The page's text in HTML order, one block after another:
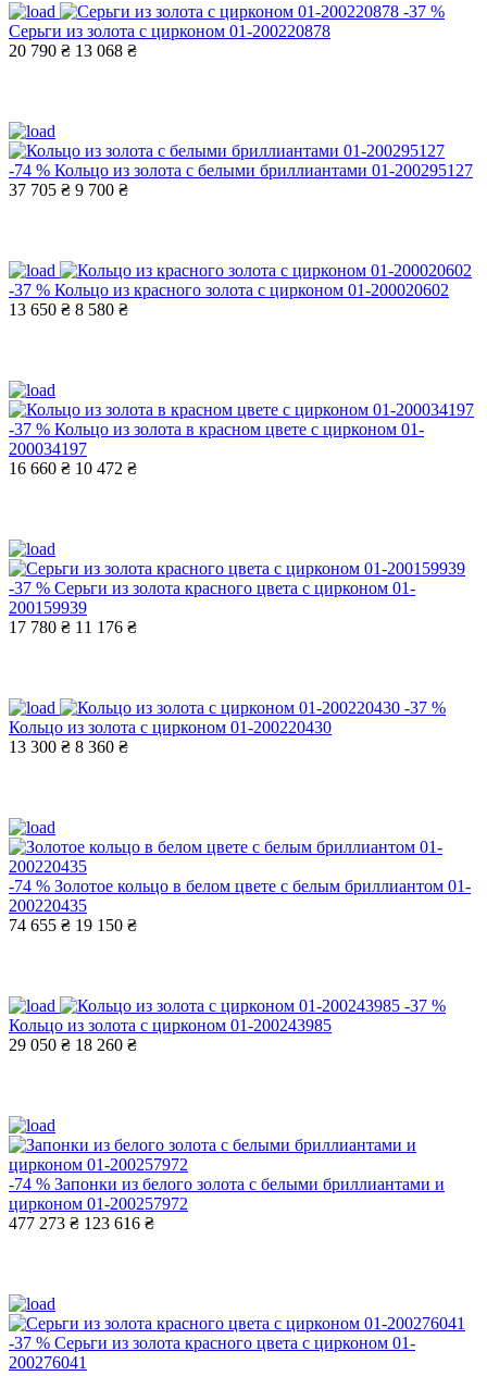
-37 %
Серьги из золота с цирконом 01-200220878
20 790 ₴ 13 068 ₴
-74 % Кольцо из золота с белыми бриллиантами 01-200295127
37 705 ₴ 9 700 ₴
-37 % Кольцо из красного золота с цирконом 01-200020602
13 650 ₴ 8 580 ₴
-37 % Кольцо из золота в красном цвете с цирконом 01-
200034197
16 660 ₴ 10 472 ₴
-37 % Серьги из золота красного цвета с цирконом 01-
200159939
17 780 ₴ 11 176 ₴
-37 %
Кольцо из золота с цирконом 01-200220430
13 300 ₴ 8 360 ₴
-74 % Золотое кольцо в белом цвете с белым бриллиантом 01-
200220435
74 655 ₴ 19 150 ₴
-37 %
Кольцо из золота с цирконом 01-200243985
29 050 ₴ 18 260 ₴
-74 % Запонки из белого золота с белыми бриллиантами и
цирконом 01-200257972
477 273 ₴ 123 616 ₴
-37 % Серьги из золота красного цвета с цирконом 01-
200276041